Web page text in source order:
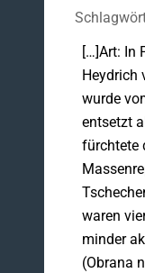
[…]Art: In
Heydrich
wurde
entsetzt
fürchtete
waren
minder
(Obrana